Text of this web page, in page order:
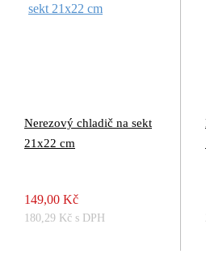
Nerezový chladič na sekt
21x22 cm
149,00 Kč
180,29 Kč s DPH